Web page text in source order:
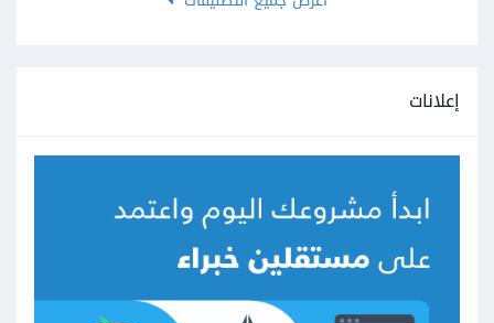
إعلانات